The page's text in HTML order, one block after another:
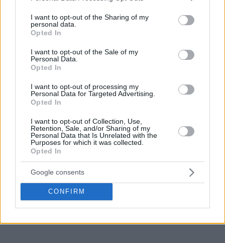
not limited to your visit or usage behaviour. You may click to
grant or deny consent to Google and its third-party tags to
use your data for below specified purposes in below Google
consent section.
I want to opt-out of the Sharing of my
personal data.
Opted In
I want to opt-out of the Sale of my
Personal Data.
Opted In
I want to opt-out of processing my
Personal Data for Targeted Advertising.
Opted In
I want to opt-out of Collection, Use,
Retention, Sale, and/or Sharing of my
Personal Data that Is Unrelated with the
Purposes for which it was collected.
Opted In
Google consents
CONFIRM